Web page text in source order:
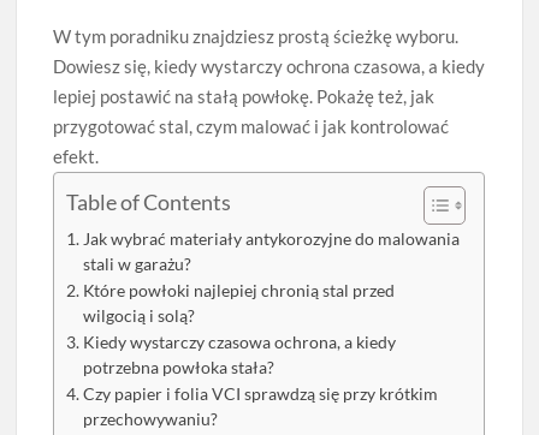
W tym poradniku znajdziesz prostą ścieżkę wyboru.
Dowiesz się, kiedy wystarczy ochrona czasowa, a kiedy
lepiej postawić na stałą powłokę. Pokażę też, jak
przygotować stal, czym malować i jak kontrolować
efekt.
Table of Contents
Jak wybrać materiały antykorozyjne do malowania
stali w garażu?
Które powłoki najlepiej chronią stal przed
wilgocią i solą?
Kiedy wystarczy czasowa ochrona, a kiedy
potrzebna powłoka stała?
Czy papier i folia VCI sprawdzą się przy krótkim
przechowywaniu?